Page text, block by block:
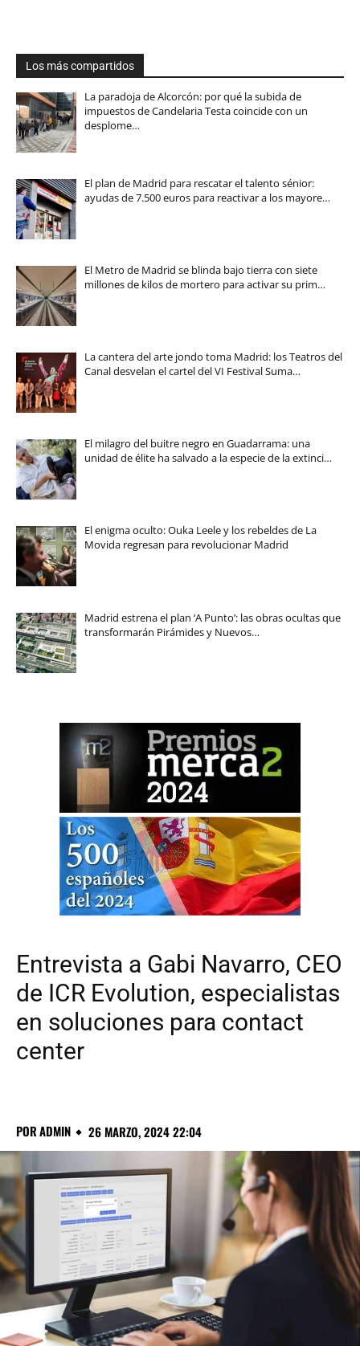
Los más compartidos
La paradoja de Alcorcón: por qué la subida de
impuestos de Candelaria Testa coincide con un
desplome…
El plan de Madrid para rescatar el talento sénior:
ayudas de 7.500 euros para reactivar a los mayore…
El Metro de Madrid se blinda bajo tierra con siete
millones de kilos de mortero para activar su prim…
La cantera del arte jondo toma Madrid: los Teatros del
Canal desvelan el cartel del VI Festival Suma…
El milagro del buitre negro en Guadarrama: una
unidad de élite ha salvado a la especie de la extinci…
El enigma oculto: Ouka Leele y los rebeldes de La
Movida regresan para revolucionar Madrid
Madrid estrena el plan ‘A Punto’: las obras ocultas que
transformarán Pirámides y Nuevos…
Entrevista a Gabi Navarro, CEO
de ICR Evolution, especialistas
en soluciones para contact
center
PORADMIN 26 MARZO, 2024 22:04